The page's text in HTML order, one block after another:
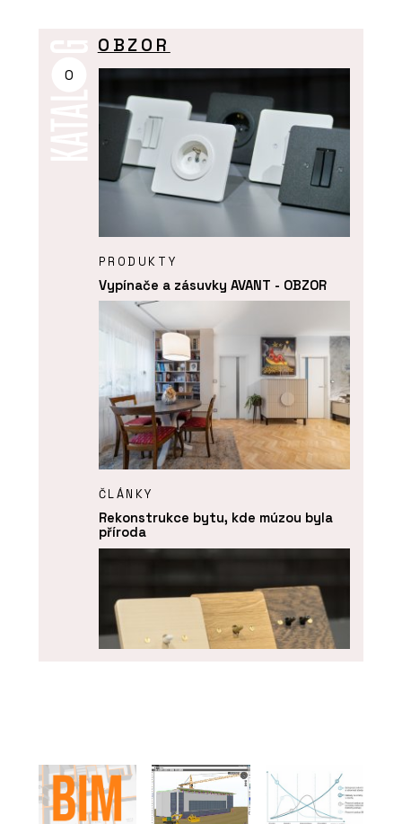
O
OBZOR
PRODUKTY
Vypínače a zásuvky AVANT - OBZOR
ČLÁNKY
Rekonstrukce bytu, kde múzou byla
příroda
Vypínače a zásuvky NEXA QUADRO -
OBZOR